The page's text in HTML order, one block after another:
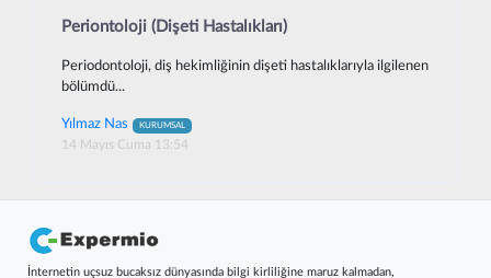
Periontoloji (Dişeti Hastalıkları)
Periodontoloji, diş hekimliğinin dişeti hastalıklarıyla ilgilenen
bölümdü...
Yılmaz Nas KURUMSAL
14 Mayıs Cuma 13:54
İnternetin uçsuz bucaksız dünyasında bilgi kirliliğine maruz kalmadan,